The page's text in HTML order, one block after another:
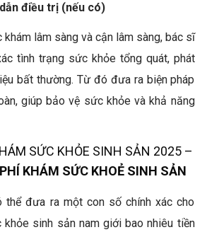
điều trị (nếu có)
khám lâm sàng và cận lâm sàng, bác sĩ
tình trạng sức khỏe tổng quát, phát
bất thường. Từ đó đưa ra biện pháp
giúp bảo vệ sức khỏe và khả năng
SỨC KHỎE SINH SẢN 2025 –
KHÁM SỨC KHOẺ SINH SẢN
thể đưa ra một con số chính xác cho
sinh sản nam giới bao nhiêu tiền